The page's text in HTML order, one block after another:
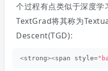
个过程有点类似于深度
TextGrad将其称为
Descent(TGD):
<strong><span style=